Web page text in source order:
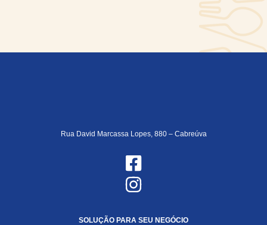
Rua David Marcassa Lopes, 880 – Cabreúva
SOLUÇÃO PARA SEU NEGÓCIO